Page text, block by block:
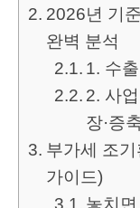
2026년 기
완벽 분석
1. 수
2. 사
장·증
부가세 조
가이드)
놓치